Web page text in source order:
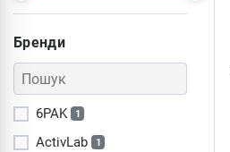
Бренди
6PAK 1
ActivLab 1